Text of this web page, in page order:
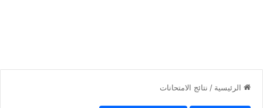
الرئيسية / نتائج الامتحانات